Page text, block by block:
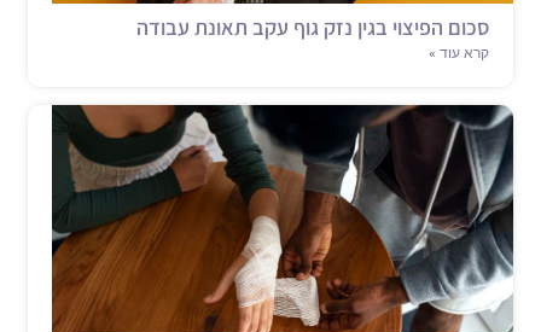
סכום הפיצוי בגין נזק גוף עקב תאונת עבודה
קרא עוד »